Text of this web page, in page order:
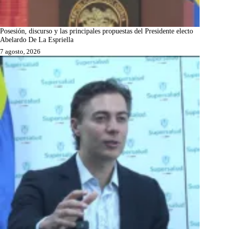
Posesión, discurso y las principales propuestas del Presidente electo
Abelardo De La Espriella
7 agosto, 2026